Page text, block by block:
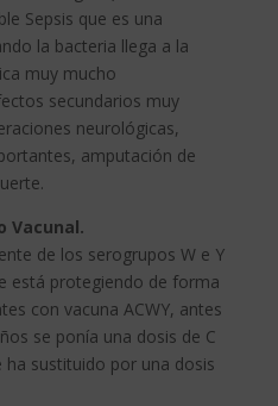
Sepsis que es una
la bacteria llega a la
muy mucho
secundarios muy
neurológicas,
amputación de
Vacunal.
de los serogrupos W e Y
está protegiendo de forma
con vacuna ACWY, antes
se ponía una dosis de C
sustituido por una dosis